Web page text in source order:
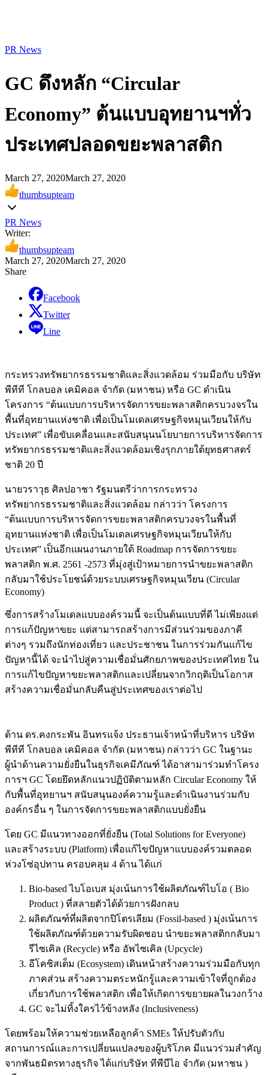
PR News
GC ดึงหลัก “Circular
Economy” ต้นแบบอุทยานฯทั่ว
ประเทศปลอดขยะพลาสติก
March 27, 2020March 27, 2020
thumbsupteam
PR News
Writer:
thumbsupteam
March 27, 2020March 27, 2020
Share
Facebook
Twitter
Line
กระทรวงทรัพยากรธรรมชาติและสิ่งแวดล้อม ร่วมมือกับ บริษัท
พีทีที โกลบอล เคมิคอล จำกัด (มหาชน) หรือ GC ดำเนิน
โครงการ “ต้นแบบการบริหารจัดการขยะพลาสติกครบวงจรใน
พื้นที่อุทยานแห่งชาติ เพื่อเป็นโมเดลเศรษฐกิจหมุนเวียนให้กับ
ประเทศ” เพื่อขับเคลื่อนและสนับสนุนนโยบายการบริหารจัดการ
ทรัพยากรธรรมชาติและสิ่งแวดล้อมเชิงรุกภายใต้ยุทธศาสตร์
ชาติ 20 ปี
นายวราวุธ ศิลปอาชา รัฐมนตรีว่าการกระทรวง
ทรัพยากรธรรมชาติและสิ่งแวดล้อม กล่าวว่า โครงการ
“ต้นแบบการบริหารจัดการขยะพลาสติกครบวงจรในพื้นที่
อุทยานแห่งชาติ เพื่อเป็นโมเดลเศรษฐกิจหมุนเวียนให้กับ
ประเทศ” เป็นอีกแผนงานภายใต้ Roadmap การจัดการขยะ
พลาสติก พ.ศ. 2561 -2573 ที่มุ่งสู่เป้าหมายการนำขยะพลาสติก
กลับมาใช้ประโยชน์ด้วยระบบเศรษฐกิจหมุนเวียน (Circular
Economy)
ซึ่งการสร้างโมเดลแบบองค์รวมนี้ จะเป็นต้นแบบที่ดี ไม่เพียงแต่
การแก้ปัญหาขยะ แต่สามารถสร้างการมีส่วนร่วมของภาคี
ต่างๆ รวมถึงนักท่องเที่ยว และประชาชน ในการร่วมกันแก้ไข
ปัญหานี้ได้ จะนำไปสู่ความเชื่อมั่นศักยภาพของประเทศไทย ใน
การแก้ไขปัญหาขยะพลาสติกและเปลี่ยนจากวิกฤติเป็นโอกาส
สร้างความเชื่อมั่นกลับคืนสู่ประเทศของเราต่อไป
ด้าน ดร.คงกระพัน อินทรแจ้ง ประธานเจ้าหน้าที่บริหาร บริษัท
พีทีที โกลบอล เคมิคอล จำกัด (มหาชน) กล่าวว่า GC ในฐานะ
ผู้นำด้านความยั่งยืนในธุรกิจเคมีภัณฑ์ ได้อาสามาร่วมทำโครง
การฯ GC โดยยึดหลักแนวปฏิบัติตามหลัก Circular Economy ให้
กับพื้นที่อุทยานฯ สนับสนุนองค์ความรู้และดำเนินงานร่วมกับ
องค์กรอื่น ๆ ในการจัดการขยะพลาสติกแบบยั่งยืน
โดย GC มีแนวทางออกที่ยั่งยืน (Total Solutions for Everyone)
และสร้างระบบ (Platform) เพื่อแก้ไขปัญหาแบบองค์รวมตลอด
ห่วงโซ่อุปทาน ครอบคลุม 4 ด้าน ได้แก่
Bio-based ไบโอเบส มุ่งเน้นการใช้ผลิตภัณฑ์ไบโอ ( Bio
Product ) ที่สลายตัวได้ด้วยการฝังกลบ
ผลิตภัณฑ์ที่ผลิตจากปิโตรเลียม (Fossil-based ) มุ่งเน้นการ
ใช้ผลิตภัณฑ์ด้วยความรับผิดชอบ นำขยะพลาสติกกลับมา
รีไซเคิล (Recycle) หรือ อัพไซเคิล (Upcycle)
อีโคซิสเต็ม (Ecosystem) เดินหน้าสร้างความร่วมมือกับทุก
ภาคส่วน สร้างความตระหนักรู้และความเข้าใจที่ถูกต้อง
เกี่ยวกับการใช้พลาสติก เพื่อให้เกิดการขยายผลในวงกว้าง
GC จะไม่ทิ้งใครไว้ข้างหลัง (Inclusiveness)
โดยพร้อมให้ความช่วยเหลือลูกค้า SMEs ให้ปรับตัวกับ
สถานการณ์และการเปลี่ยนแปลงของผู้บริโภค มีแนวร่วมสำคัญ
จากพันธมิตรทางธุรกิจ ได้แก่บริษัท ทีพีบีไอ จำกัด (มหาชน )